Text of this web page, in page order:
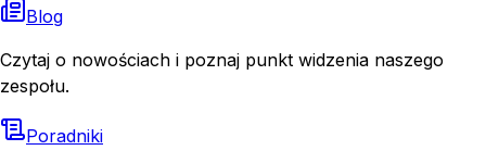
Blog
Czytaj o nowościach i poznaj punkt widzenia naszego
zespołu.
Poradniki